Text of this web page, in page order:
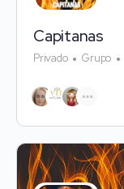
Capitanas
Privado Grupo